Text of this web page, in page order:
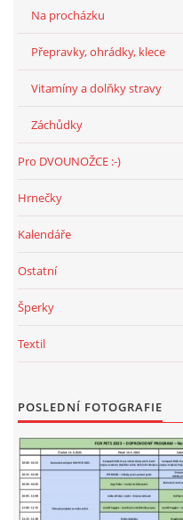
VÝCHOVA FRETKY
NEMOCI FRETEK
JAK FRETKA BYDLÍ
CESTOVÁNÍ S FRETKOU
JEDNA ČÍ VÍCE FRETEK?
KASTRACE
PODPORA
E - S H O P
HISTORIE 2022
Na procházku
Přepravky, ohrádky, klece
Vitamíny a dolňky stravy
Záchůdky
Pro DVOUNOŽCE :-)
Hrnečky
Kalendáře
Ostatní
Šperky
Textil
POSLEDNÍ FOTOGRAFIE